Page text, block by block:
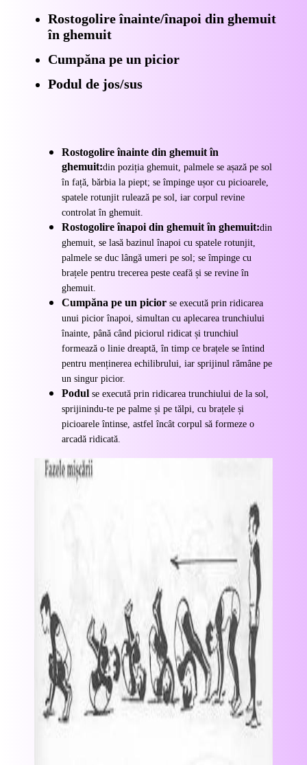
Rostogolire înainte/înapoi din ghemuit
în ghemuit
Cumpăna pe un picior
Podul de jos/sus
Rostogolire înainte din ghemuit în
ghemuit:din poziția ghemuit, palmele se așază pe sol
în față, bărbia la piept; se împinge ușor cu picioarele,
spatele rotunjit rulează pe sol, iar corpul revine
controlat în ghemuit.
Rostogolire înapoi din ghemuit în ghemuit:din
ghemuit, se lasă bazinul înapoi cu spatele rotunjit,
palmele se duc lângă umeri pe sol; se împinge cu
brațele pentru trecerea peste ceafă și se revine în
ghemuit.
Cumpăna pe un picior se execută prin ridicarea
unui picior înapoi, simultan cu aplecarea trunchiului
înainte, până când piciorul ridicat și trunchiul
formează o linie dreaptă, în timp ce brațele se întind
pentru menținerea echilibrului, iar sprijinul rămâne pe
un singur picior.
Podul se execută prin ridicarea trunchiului de la sol,
sprijinindu-te pe palme și pe tălpi, cu brațele și
picioarele întinse, astfel încât corpul să formeze o
arcadă ridicată.